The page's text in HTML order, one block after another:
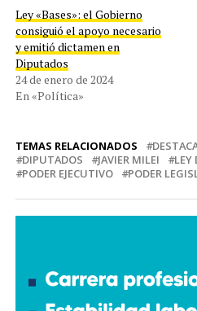
Ley «Bases»: el Gobierno
consiguió el apoyo necesario
y emitió dictamen en
Diputados
24 de enero de 2024
En «Política»
TEMAS RELACIONADOS
DIPUTADOS
JAVIER MILEI
LEY
PODER EJECUTIVO
PODER